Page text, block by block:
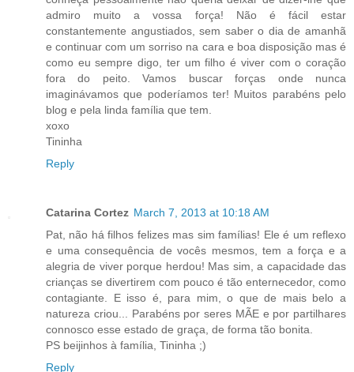
admiro muito a vossa força! Não é fácil estar
constantemente angustiados, sem saber o dia de amanhã
e continuar com um sorriso na cara e boa disposição mas é
como eu sempre digo, ter um filho é viver com o coração
fora do peito. Vamos buscar forças onde nunca
imaginávamos que poderíamos ter! Muitos parabéns pelo
blog e pela linda família que tem.
xoxo
Tininha
Reply
Catarina Cortez March 7, 2013 at 10:18 AM
Pat, não há filhos felizes mas sim famílias! Ele é um reflexo
e uma consequência de vocês mesmos, tem a força e a
alegria de viver porque herdou! Mas sim, a capacidade das
crianças se divertirem com pouco é tão enternecedor, como
contagiante. E isso é, para mim, o que de mais belo a
natureza criou... Parabéns por seres MÃE e por partilhares
connosco esse estado de graça, de forma tão bonita.
PS beijinhos à família, Tininha ;)
Reply